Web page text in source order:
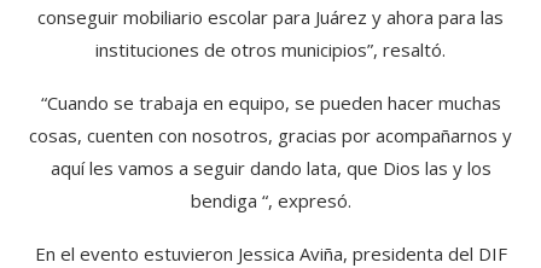
conseguir mobiliario escolar para Juárez y ahora para las
instituciones de otros municipios”, resaltó.
“Cuando se trabaja en equipo, se pueden hacer muchas
cosas, cuenten con nosotros, gracias por acompañarnos y
aquí les vamos a seguir dando lata, que Dios las y los
bendiga “, expresó.
En el evento estuvieron Jessica Aviña, presidenta del DIF